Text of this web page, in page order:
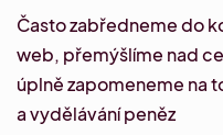
Často zabředneme do
web, přemýšlíme nad
úplně zapomeneme na
a vydělávání peněz